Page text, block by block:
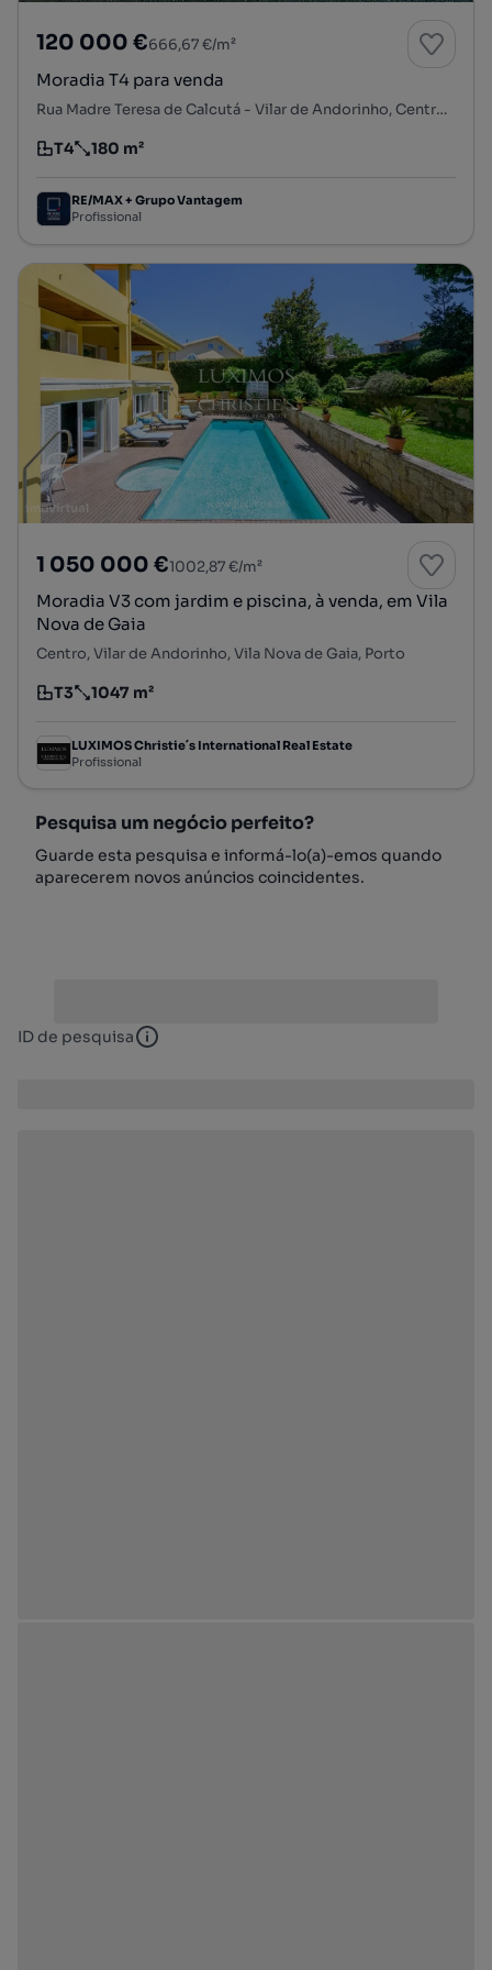
120 000 €666,67 €/m²
Moradia T4 para venda
Rua Madre Teresa de Calcutá - Vilar de Andorinho, Centro, Vilar de Andorinho, Vila Nova de Gaia, Porto
Tipologia
T4
Preço por metro quadrado
180 m²
RE/MAX + Grupo Vantagem
Profissional
1 050 000 €1002,87 €/m²
Moradia V3 com jardim e piscina, à venda, em Vila
Nova de Gaia
Centro, Vilar de Andorinho, Vila Nova de Gaia, Porto
Tipologia
T3
Preço por metro quadrado
1047 m²
LUXIMOS Christie´s International Real Estate
Profissional
Pesquisa um negócio perfeito?
Guarde esta pesquisa e informá-lo(a)-emos quando
aparecerem novos anúncios coincidentes.
ID de pesquisa ID de pesquisa